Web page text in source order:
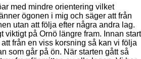
med mindre orientering vilket
ögonen i mig och säger att från
utan att följa efter några andra lag.
viktigt på Ornö längre fram. Innan start
från en viss korsning så kan vi följa
som går på ön. När starten gått så